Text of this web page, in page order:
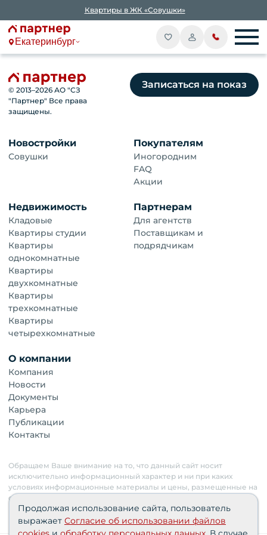
Квартиры в ЖК «Совушки»
Екатеринбург
© 2013–2026 АО "СЗ
"Партнер" Все права
защищены.
Записаться на показ
Новостройки
Совушки
Покупателям
Иногородним
FAQ
Акции
Недвижимость
Кладовые
Квартиры студии
Квартиры
однокомнатные
Квартиры
двухкомнатные
Квартиры
трехкомнатные
Квартиры
четырехкомнатные
Партнерам
Для агентств
Поставщикам и
подрядчикам
О компании
Компания
Новости
Документы
Карьера
Публикации
Контакты
Обращаем Ваше внимание на то, что данный сайт носит
исключительно информационный характер и ни при каких
условиях информационные материалы и цены, размещенные на
сайте, не являются публичной офертой. Застройщик имеет
право изменять стоимость объектов.
Продолжая использование сайта, пользователь
выражает Согласие об использовании файлов